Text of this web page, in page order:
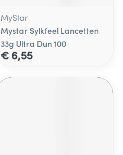
MyStar
Mystar Sylkfeel Lancetten
33g Ultra Dun 100
€ 6,55